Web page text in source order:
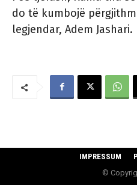
do të kumbojë
legjendar, Adem Jashari.
IMPRESSUM
©